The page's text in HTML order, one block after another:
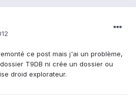
ce post mais j'ai un problème,
T9DB ni crée un dossier ou
droid explorateur.